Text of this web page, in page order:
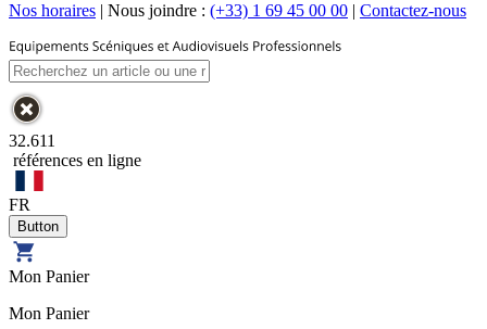
Nos horaires | Nous joindre : (+33) 1 69 45 00 00 | Contactez-nous
32.611
références en ligne
FR
Mon Panier
Mon Panier